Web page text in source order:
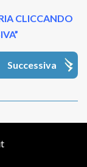
CLICCANDO
Successiva